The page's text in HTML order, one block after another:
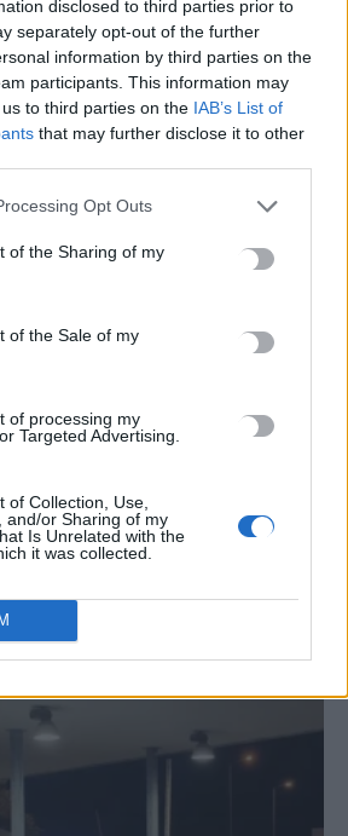
disclosed to third parties prior to
separately opt-out of the further
information by third parties on the
participants. This information may
to third parties on the IAB’s List of
that may further disclose it to other
Opt Outs
of the Sharing of my
of the Sale of my
of processing my
Targeted Advertising.
of Collection, Use,
and/or Sharing of my
Is Unrelated with the
it was collected.
για σεξουαλική
μαθητών της
Πανεπιστήμιο εκδίδει ηλεκτρονικά
Με έργα η κυβέρνηση Μητσοτάκη
ΕΣΧΕΣ ΠΛΗΡΩΜΕΣ